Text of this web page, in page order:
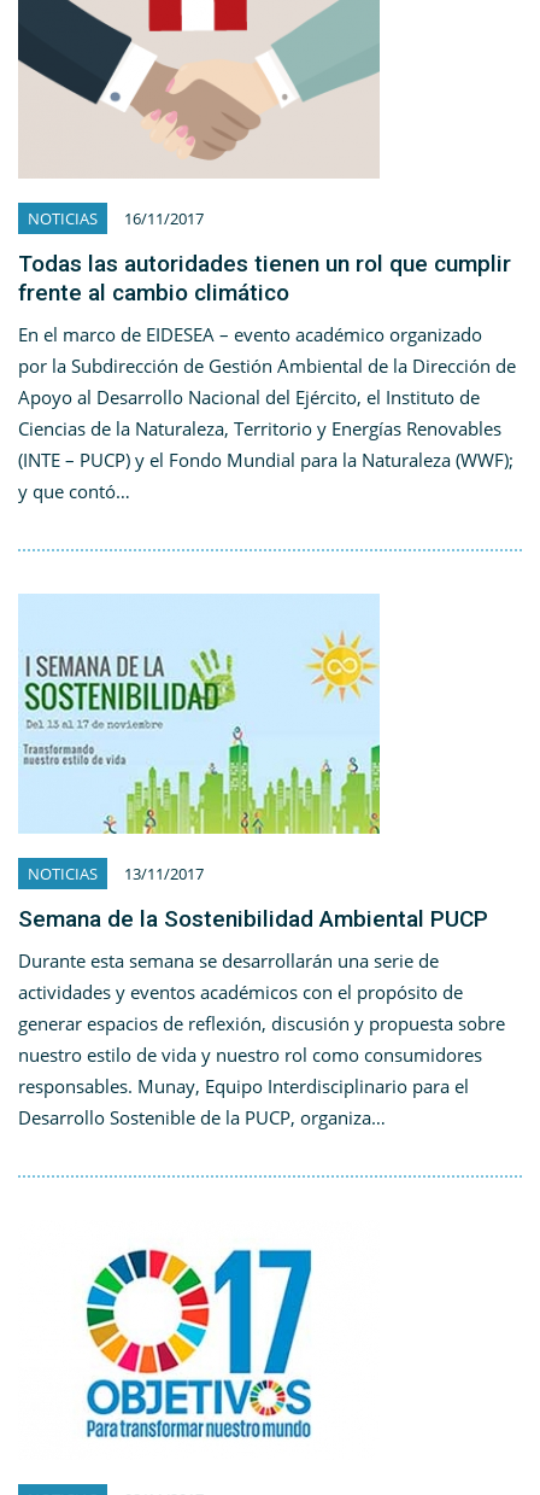
NOTICIAS 16/11/2017
Todas las autoridades tienen un rol que cumplir
frente al cambio climático
En el marco de EIDESEA – evento académico organizado
por la Subdirección de Gestión Ambiental de la Dirección de
Apoyo al Desarrollo Nacional del Ejército, el Instituto de
Ciencias de la Naturaleza, Territorio y Energías Renovables
(INTE – PUCP) y el Fondo Mundial para la Naturaleza (WWF);
y que contó…
NOTICIAS 13/11/2017
Semana de la Sostenibilidad Ambiental PUCP
Durante esta semana se desarrollarán una serie de
actividades y eventos académicos con el propósito de
generar espacios de reflexión, discusión y propuesta sobre
nuestro estilo de vida y nuestro rol como consumidores
responsables. Munay, Equipo Interdisciplinario para el
Desarrollo Sostenible de la PUCP, organiza…